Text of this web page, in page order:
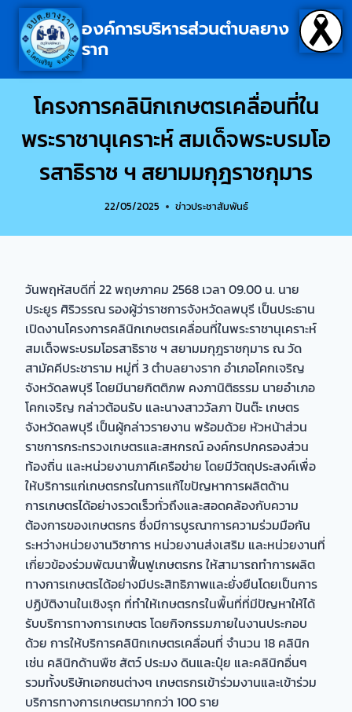
องค์การบริหารส่วนตำบลยาง
ราก
โครงการคลินิกเกษตรเคลื่อนที่ใน
พระราชานุเคราะห์ สมเด็จพระบรมโอ
รสาธิราช ฯ สยามมกุฎราชกุมาร
22/05/2025 ข่าวประชาสัมพันธ์
วันพฤหัสบดีที่ 22 พฤษภาคม 2568 เวลา 09.00 น. นาย
ประยูร ศิริวรรณ รองผู้ว่าราชการจังหวัดลพบุรี เป็นประธาน
เปิดงานโครงการคลินิกเกษตรเคลื่อนที่ในพระราชานุเคราะห์
สมเด็จพระบรมโอรสาธิราช ฯ สยามมกุฎราชกุมาร ณ วัด
สามัคคีประชาราม หมู่ที่ 3 ตำบลยางราก อำเภอโคกเจริญ
จังหวัดลพบุรี โดยมีนายกิตติภพ คงภานิติธรรม นายอำเภอ
โคกเจริญ กล่าวต้อนรับ และนางสาววัลภา ปันต๊ะ เกษตร
จังหวัดลพบุรี เป็นผู้กล่าวรายงาน พร้อมด้วย หัวหน้าส่วน
ราชการกระทรวงเกษตรและสหกรณ์ องค์กรปกครองส่วน
ท้องถิ่น และหน่วยงานภาคีเครือข่าย โดยมีวัตถุประสงค์เพื่อ
ให้บริการแก่เกษตรกรในการแก้ไขปัญหาการผลิตด้าน
การเกษตรได้อย่างรวดเร็วทั่วถึงและสอดคล้องกับความ
ต้องการของเกษตรกร ซึ่งมีการบูรณาการความร่วมมือกัน
ระหว่างหน่วยงานวิชาการ หน่วยงานส่งเสริม และหน่วยงานที่
เกี่ยวข้องร่วมพัฒนาฟื้นฟูเกษตรกร ให้สามารถทำการผลิต
ทางการเกษตรได้อย่างมีประสิทธิภาพและยั่งยืนโดยเป็นการ
ปฏิบัติงานในเชิงรุก ที่ทำให้เกษตรกรในพื้นที่ที่มีปัญหาให้ได้
รับบริการทางการเกษตร โดยกิจกรรมภายในงานประกอบ
ด้วย การให้บริการคลินิกเกษตรเคลื่อนที่ จำนวน 18 คลินิก
เช่น คลินิกด้านพืช สัตว์ ประมง ดินและปุ๋ย และคลินิกอื่นๆ
รวมทั้งบริษัทเอกชนต่างๆ เกษตรกรเข้าร่วมงานและเข้าร่วม
บริการทางการเกษตรมากกว่า 100 ราย